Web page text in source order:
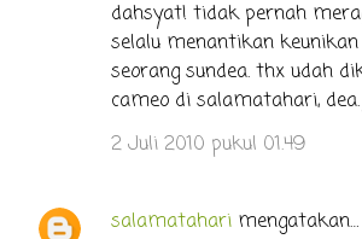
r
dahsyat! tidak pernah
selalu menantikan
seorang sundea. thx udah
cameo di salamatahari,
2 Juli 2010 pukul 01.49
salamatahari mengatakan…